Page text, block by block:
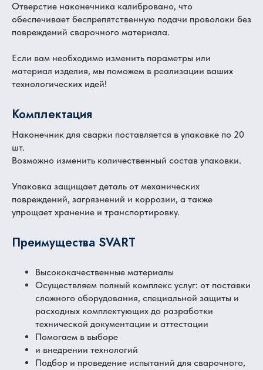
Отверстие наконечника калибровано, что
обеспечивает беспрепятственную подачи проволоки без
повреждений сварочного материала.
Если вам необходимо изменить параметры или
материал изделия, мы поможем в реализации ваших
технологических идей!
Комплектация
Наконечник для сварки поставляется в упаковке по 20
шт.
Возможно изменить количественный состав упаковки.
Упаковка защищает деталь от механических
повреждений, загрязнений и коррозии, а также
упрощает хранение и транспортировку.
Преимущества SVART
Высококачественные материалы
Осуществляем полный комплекс услуг: от поставки
сложного оборудования, специальной защиты и
расходных комплектующих до разработки
технической документации и аттестации
Помогаем в выборе
и внедрении технологий
Подбор и проведение испытаний для сварочного,